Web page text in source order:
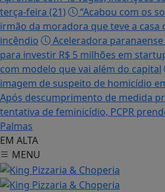
terça-feira (21)
“Acabou com os
irmão da moradora que teve a
incêndio
Aceleradora
para investir R$ 5 milhões em
com modelo que vai além do capital
imagem de suspeito de homicídio
Após descumprimento de medida
tentativa de feminicídio, PCPR
Palmas
EM ALTA
MENU